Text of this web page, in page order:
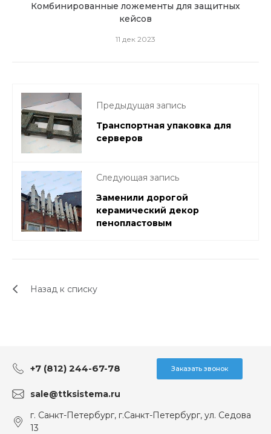
Комбинированные ложементы для защитных
кейсов
11 дек 2023
Предыдущая запись
Транспортная упаковка для
серверов
Следующая запись
Заменили дорогой
керамический декор
пенопластовым
Назад к списку
+7 (812) 244-67-78 Заказать звонок
sale@ttksistema.ru
г. Санкт-Петербург, г.Санкт-Петербург, ул. Седова
13